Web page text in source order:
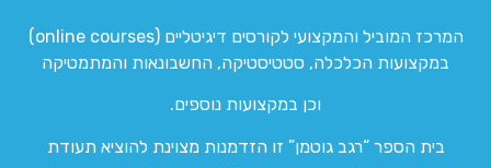
המרכז המוביל והמקצועי לקורסים דיגיטליים (online courses)
במקצועות הכלכלה, סטטיסטיקה, החשבונאות והמתמטיקה
וכן במקצועות נוספים.
בית הספר “רגב גוטמן” זו הזדמנות מצוינת להוציא תעודת